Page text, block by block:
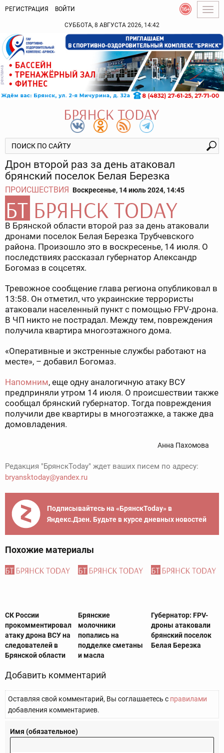
РЕГИСТРАЦИЯ ВОЙТИ
СУББОТА, 8 АВГУСТА 2026, 14:42
Дрон второй раз за день атаковал
брянский поселок Белая Березка
ПРОИСШЕСТВИЯ Воскресенье, 14 июль 2024, 14:45
В Брянской области второй раз за день атаковали
дронами поселок Белая Березка Трубчевского
района. Произошло это в воскресенье, 14 июля. О
последствиях рассказал губернатор Александр
Богомаз в соцсетях.
Тревожное сообщение глава региона опубликовал в
13:58. Он отметил, что украинские террористы
атаковали населенный пункт с помощью FPV-дрона.
В ЧП никто не пострадал. Между тем, повреждения
получила квартира многоэтажного дома.
«Оперативные и экстренные службы работают на
месте», – добавил Богомаз.
Напомним, еще одну аналогичную атаку ВСУ
предприняли утром 14 июля. О происшествии также
сообщал брянский губернатор. Тогда повреждения
получили две квартиры в многоэтажке, а также два
домовладения.
Анна Пахомова
Редакция "БрянскToday" ждет ваших писем по адресу:
bryansktoday@yandex.ru
Подписывайтесь на «БрянскToday» в
Яндекс.Дзен. Будьте в курсе дневных новостей
Похожие материалы
СК России
прокомментировал
атаку дрона ВСУ на
следователей в
Брянской области
Брянские
молочники
попались на
подделке сметаны
и масла
Губернатор: FPV-
дроны атаковали
брянский поселок
Белая Березка
Добавить комментарий
Оставляя свой комментарий, Вы соглашаетесь с правилами
добавления комментариев.
Имя (обязательное)